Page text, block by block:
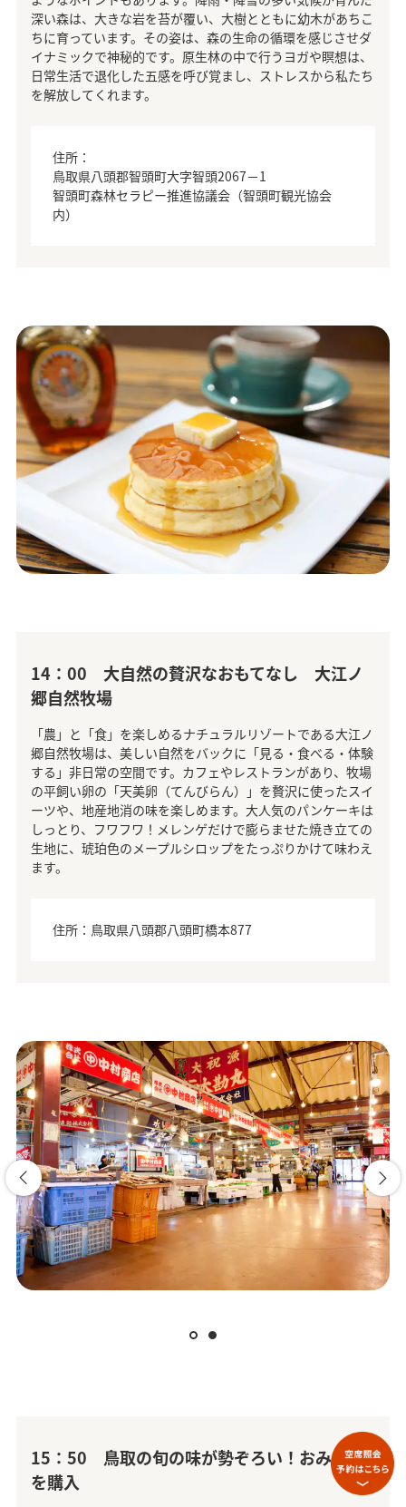
深い森は、大きな岩を苔が覆い、大樹とともに幼木があちこ
ちに育っています。その姿は、森の生命の循環を感じさせダ
イナミックで神秘的です。原生林の中で行うヨガや瞑想は、
日常生活で退化した五感を呼び覚まし、ストレスから私たち
を解放してくれます。
住所：
鳥取県八頭郡智頭町大字智頭2067－1
智頭町森林セラピー推進協議会（智頭町観光協会
内）
14：00 大自然の贅沢なおもてなし 大江ノ
郷自然牧場
「農」と「食」を楽しめるナチュラルリゾートである大江ノ
郷自然牧場は、美しい自然をバックに「見る・食べる・体験
する」非日常の空間です。カフェやレストランがあり、牧場
の平飼い卵の「天美卵（てんびらん）」を贅沢に使ったスイ
ーツや、地産地消の味を楽しめます。大人気のパンケーキは
しっとり、フワフワ！メレンゲだけで膨らませた焼き立ての
生地に、琥珀色のメープルシロップをたっぷりかけて味わえ
ます。
住所：鳥取県八頭郡八頭町橋本877
15：50 鳥取の旬の味が勢ぞろい！おみやげ
を購入